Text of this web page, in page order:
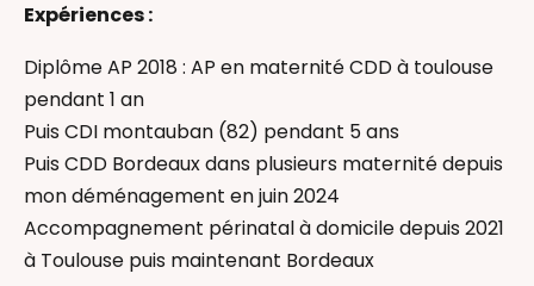
Expériences :
Diplôme AP 2018 : AP en maternité CDD à toulouse
pendant 1 an
Puis CDI montauban (82) pendant 5 ans
Puis CDD Bordeaux dans plusieurs maternité depuis
mon déménagement en juin 2024
Accompagnement périnatal à domicile depuis 2021
à Toulouse puis maintenant Bordeaux